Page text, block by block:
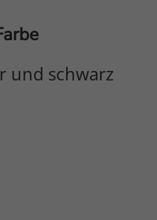
und schwarz